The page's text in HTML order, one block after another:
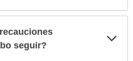
seguir?